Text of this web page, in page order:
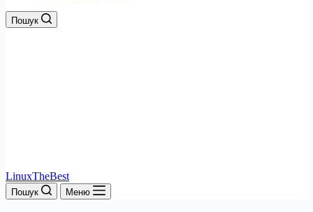
Пошук
LinuxTheBest
Пошук Меню